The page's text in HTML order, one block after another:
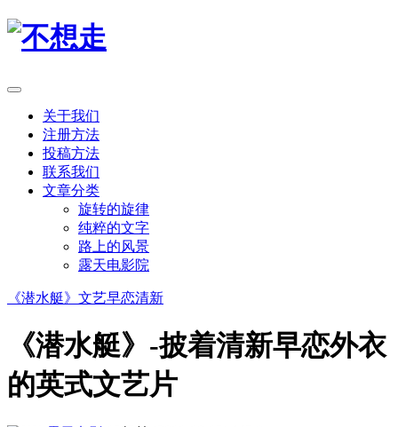
关于我们
注册方法
投稿方法
联系我们
文章分类
旋转的旋律
纯粹的文字
路上的风景
露天电影院
《潜水艇》 文艺早恋清新
《潜水艇》-披着清新早恋外衣
的英式文艺片